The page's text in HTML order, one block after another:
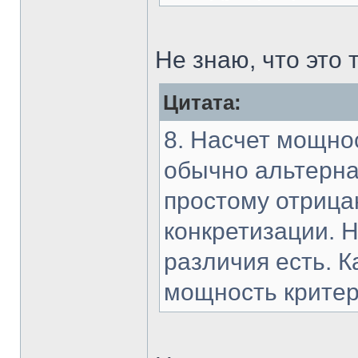
Не знаю, что это
Цитата:
8. Насчет
обычно
простому
конкретизации.
различия есть.
мощность